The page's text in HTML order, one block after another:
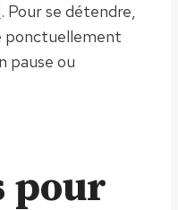
. Pour se détendre,
ponctuellement
pause ou
pour